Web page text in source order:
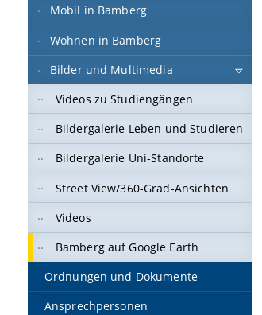
Mobil in Bamberg
Wohnen in Bamberg
Bilder und Multimedia
Videos zu Studiengängen
Bildergalerie Leben und Studieren
Bildergalerie Uni-Standorte
Street View/360-Grad-Ansichten
Videos
Bamberg auf Google Earth
Ordnungen und Dokumente
Ansprechpersonen